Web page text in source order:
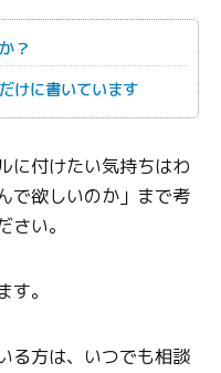
？
けに書いています
に付けたい気持ちはわ
で欲しいのか」まで考
い。
。
る方は、いつでも相談